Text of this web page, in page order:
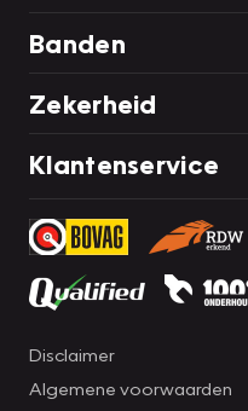
Banden
Zekerheid
Klantenservice
Disclaimer
Algemene voorwaarden